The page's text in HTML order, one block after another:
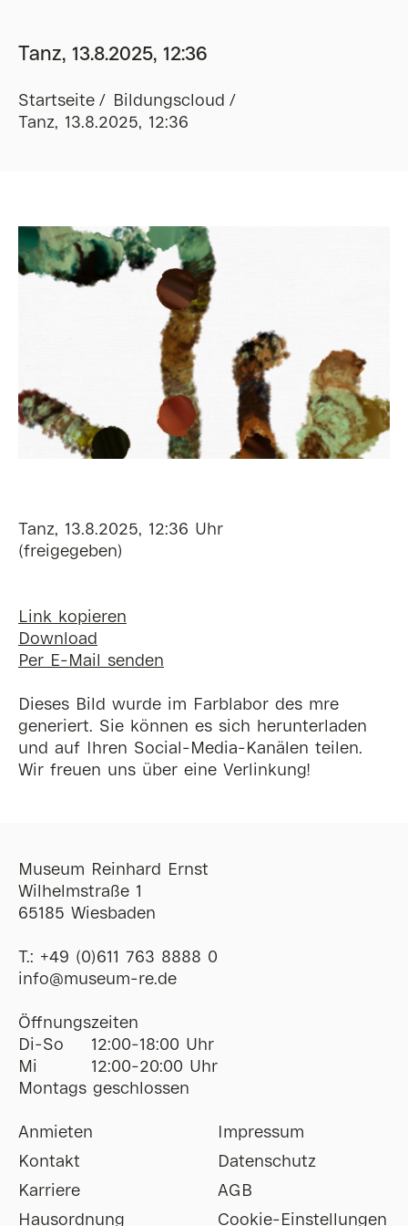
Tanz, 13.8.2025, 12:36
Startseite
Bildungscloud
Tanz, 13.8.2025, 12:36
Tanz, 13.8.2025, 12:36 Uhr
(freigegeben)
Link kopieren
Download
Per E-Mail senden
Dieses Bild wurde im Farblabor des mre
generiert. Sie können es sich herunterladen
und auf Ihren Social-Media-Kanälen teilen.
Wir freuen uns über eine Verlinkung!
Museum Reinhard Ernst
Wilhelmstraße 1
65185 Wiesbaden
T.: +49 (0)611 763 8888 0
ofni@museum-re de
Öffnungszeiten
Di-So
12:00-18:00 Uhr
Mi
12:00-20:00 Uhr
Montags geschlossen
Anmieten
Kontakt
Karriere
Hausordnung
Impressum
Datenschutz
AGB
Cookie-Einstellungen